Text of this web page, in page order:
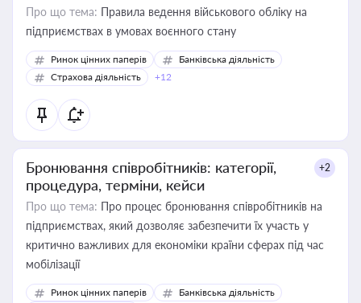
Про що тема: Правила ведення військового обліку на
підприємствах в умовах воєнного стану
Ринок цінних паперів
Банківська діяльність
Страхова діяльність
+12
Бронювання співробітників: категорії,
процедура, терміни, кейси
+2
Про що тема: Про процес бронювання співробітників на
підприємствах, який дозволяє забезпечити їх участь у
критично важливих для економіки країни сферах під час
мобілізації
Ринок цінних паперів
Банківська діяльність